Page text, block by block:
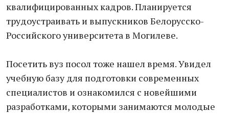
квалифицированных кадров. Планируется
трудоустраивать и выпускников Белорусско-
Российского университета в Могилеве.
Посетить вуз посол тоже нашел время. Увидел
учебную базу для подготовки современных
специалистов и ознакомился с новейшими
разработками, которыми занимаются молодые